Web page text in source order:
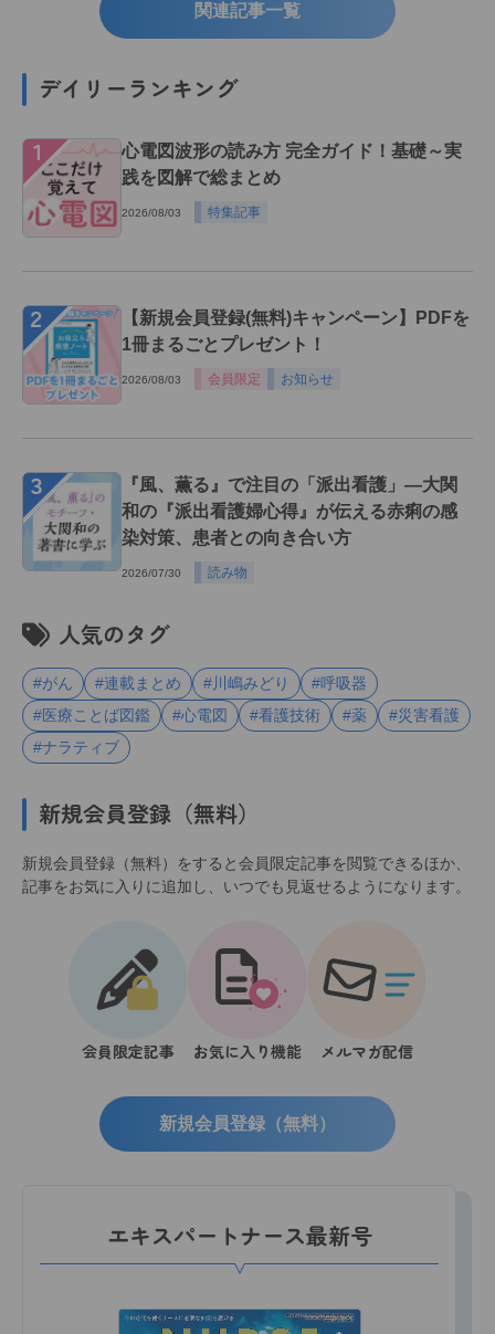
関連記事一覧
デイリーランキング
１
心電図波形の読み方 完全ガイド！基礎～実
践を図解で総まとめ
2026/08/03 特集記事
２
【新規会員登録(無料)キャンペーン】PDFを
1冊まるごとプレゼント！
2026/08/03 会員限定 お知らせ
３
『風、薫る』で注目の「派出看護」―大関
和の『派出看護婦心得』が伝える赤痢の感
染対策、患者との向き合い方
2026/07/30 読み物
人気のタグ
#がん #連載まとめ #川嶋みどり
#呼吸器
#医療ことば図鑑
#心電図 #看護技術 #薬
#災害看護
#ナラティブ
新規会員登録（無料）
新規会員登録（無料）をすると会員限定記事を閲覧できるほか、
記事をお気に入りに追加し、いつでも見返せるようになります。
会員限定記事 お気に入り機能 メルマガ配信
新規会員登録（無料）
エキスパートナース最新号